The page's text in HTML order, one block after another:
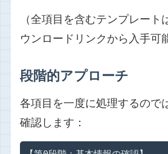
（全項目を含むテンプレート
ウンロードリンクから入手可
段階的アプローチ
各項目を一度に処理するので
確認します：